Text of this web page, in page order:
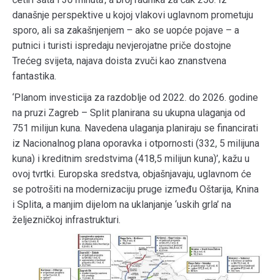
današnje perspektive u kojoj vlakovi uglavnom prometuju
sporo, ali sa zakašnjenjem – ako se uopće pojave – a
putnici i turisti ispredaju nevjerojatne priče dostojne
Trećeg svijeta, najava doista zvuči kao znanstvena
fantastika.
‘Planom investicija za razdoblje od 2022. do 2026. godine
na pruzi Zagreb – Split planirana su ukupna ulaganja od
751 milijun kuna. Navedena ulaganja planiraju se financirati
iz Nacionalnog plana oporavka i otpornosti (332, 5 milijuna
kuna) i kreditnim sredstvima (418,5 milijun kuna)’, kažu u
ovoj tvrtki. Europska sredstva, objašnjavaju, uglavnom će
se potrošiti na modernizaciju pruge između Oštarija, Knina
i Splita, a manjim dijelom na uklanjanje ‘uskih grla’ na
željezničkoj infrastrukturi.